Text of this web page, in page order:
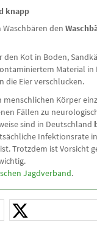
knapp
den
den Kot in Boden,
Material in
die Eier verschlucken.
menschlichen Körper
Fällen zu
sind in Deutschland
Infektionsrate
Trotzdem ist Vorsicht
Jagdverband.